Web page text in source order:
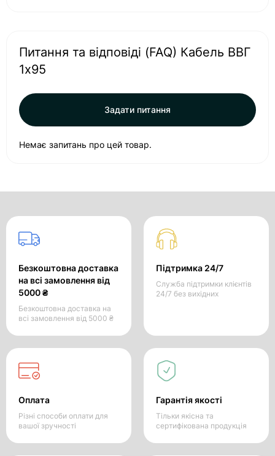
Питання та відповіді (FAQ) Кабель ВВГ
1х95
Задати питання
Немає запитань про цей товар.
Безкоштовна доставка
на всі замовлення від
5000 ₴
Безкоштовна доставка на
всі замовлення від 5000 ₴
Підтримка 24/7
Служба підтримки клієнтів
24/7 без вихідних
Оплата
Різні способи оплати для
вашої зручності
Гарантія якості
Тільки якісна та
сертифікована продукція